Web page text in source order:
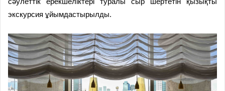
экскурсия ұйымдастырылды.